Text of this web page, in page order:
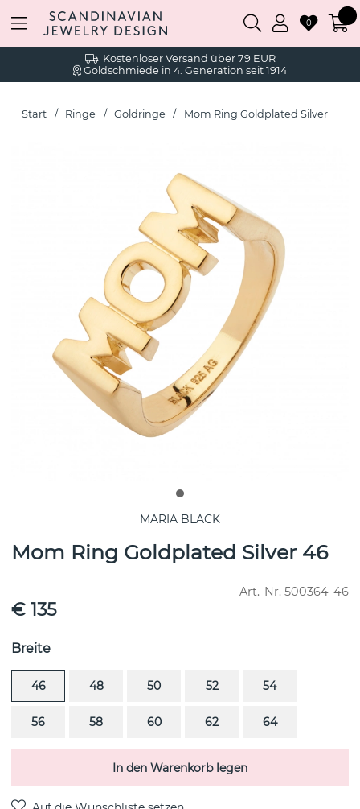
Kostenloser Versand über 79 EUR
Goldschmiede in 4. Generation seit 1914
0
Start Ringe Goldringe Mom Ring Goldplated Silver
MARIA BLACK
Mom Ring Goldplated Silver 46
Art.-Nr. 500364-46
€ 135
Breite
46 48 50 52 54
56 58 60 62 64
In den Warenkorb legen